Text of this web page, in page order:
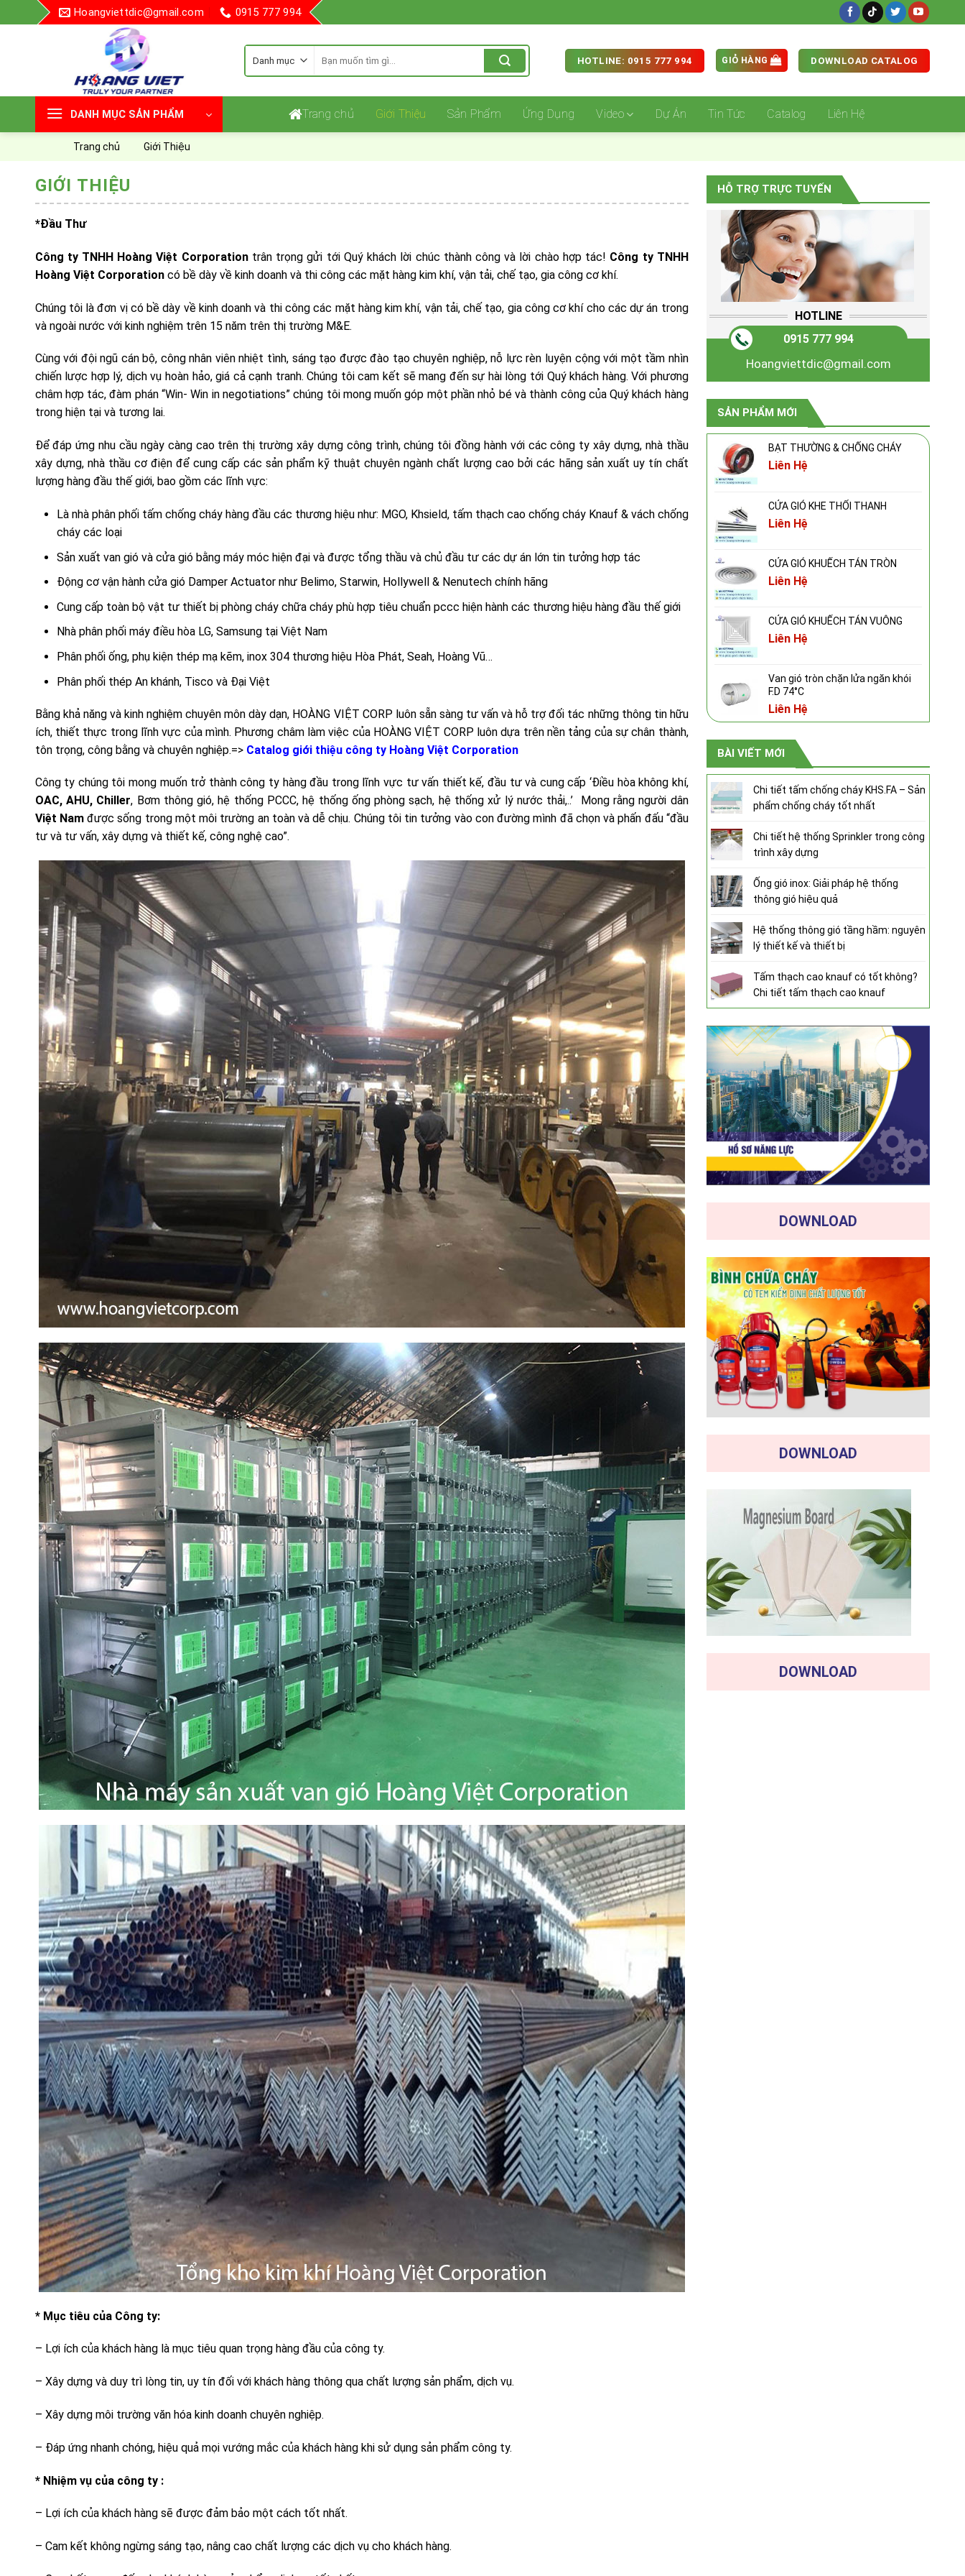
to
Hoangviettdic@gmail.com 0915 777 994
kiếm:
HOTLINE: 0915 777 994 GIỎ HÀNG DOWNLOAD CATALOG
DANH MỤC SẢN PHẨM Trang chủ Giới Thiệu Sản Phẩm Ứng Dụng Video Dự Án Tin Tức Catalog Liên Hệ
Trang chủ Giới Thiệu
GIỚI THIỆU
*Đầu Thư
Công ty TNHH Hoàng Việt Corporation trân trọng gửi tới Quý khách lời chúc thành công và lời chào hợp tác! Công ty TNHH
Hoàng Việt Corporationcó bề dày về kinh doanh và thi công các mặt hàng kim khí, vận tải, chế tạo, gia công cơ khí.
Chúng tôi là đơn vị có bề dày về kinh doanh và thi công các mặt hàng kim khí, vận tải, chế tạo, gia công cơ khí cho các dự án trong
và ngoài nước với kinh nghiệm trên 15 năm trên thị trường M&E.
Cùng với đội ngũ cán bộ, công nhân viên nhiệt tình, sáng tạo được đào tạo chuyên nghiệp, nỗ lực rèn luyện cộng với một tầm nhìn
chiến lược hợp lý, dịch vụ hoàn hảo, giá cả cạnh tranh. Chúng tôi cam kết sẽ mang đến sự hài lòng tới Quý khách hàng. Với phương
châm hợp tác, đàm phán “Win- Win in negotiations” chúng tôi mong muốn góp một phần nhỏ bé và thành công của Quý khách hàng
trong hiện tại và tương lai.
Để đáp ứng nhu cầu ngày càng cao trên thị trường xây dựng công trình, chúng tôi đồng hành với các công ty xây dựng, nhà thầu
xây dựng, nhà thầu cơ điện để cung cấp các sản phẩm kỹ thuật chuyên ngành chất lượng cao bởi các hãng sản xuất uy tín chất
lượng hàng đầu thế giới, bao gồm các lĩnh vực:
Là nhà phân phối tấm chống cháy hàng đầu các thương hiệu như: MGO, Khsield, tấm thạch cao chống cháy Knauf & vách chống
cháy các loại
Sản xuất van gió và cửa gió bằng máy móc hiện đại và được tổng thầu và chủ đầu tư các dự án lớn tin tưởng hợp tác
Động cơ vận hành cửa gió Damper Actuator như Belimo, Starwin, Hollywell & Nenutech chính hãng
Cung cấp toàn bộ vật tư thiết bị phòng cháy chữa cháy phù hợp tiêu chuẩn pccc hiện hành các thương hiệu hàng đầu thế giới
Nhà phân phối máy điều hòa LG, Samsung tại Việt Nam
Phân phối ống, phụ kiện thép mạ kẽm, inox 304 thương hiệu Hòa Phát, Seah, Hoàng Vũ…
Phân phối thép An khánh, Tisco và Đại Việt
Bằng khả năng và kinh nghiệm chuyên môn dày dạn, HOÀNG VIỆT CORP luôn sẵn sàng tư vấn và hỗ trợ đối tác những thông tin hữu
ích, thiết thực trong lĩnh vực của mình. Phương châm làm việc của HOÀNG VIỆT CORP luôn dựa trên nền tảng của sự chân thành,
tôn trọng, công bằng và chuyên nghiệp.=> Catalog giới thiệu công ty Hoàng Việt Corporation
Công ty chúng tôi mong muốn trở thành công ty hàng đầu trong lĩnh vực tư vấn thiết kế, đầu tư và cung cấp ‘Điều hòa không khí,
OAC, AHU, Chiller, Bơm thông gió, hệ thống PCCC, hệ thống ống phòng sạch, hệ thống xử lý nước thải,..’ Mong rằng người dân
Việt Namđược sống trong một môi trường an toàn và dễ chịu. Chúng tôi tin tưởng vào con đường mình đã chọn và phấn đấu “đầu
tư và tư vấn, xây dựng và thiết kế, công nghệ cao”.
* Mục tiêu của Công ty:
– Lợi ích của khách hàng là mục tiêu quan trọng hàng đầu của công ty.
– Xây dựng và duy trì lòng tin, uy tín đối với khách hàng thông qua chất lượng sản phẩm, dịch vụ.
– Xây dựng môi trường văn hóa kinh doanh chuyên nghiệp.
– Đáp ứng nhanh chóng, hiệu quả mọi vướng mắc của khách hàng khi sử dụng sản phẩm công ty.
* Nhiệm vụ của công ty :
– Lợi ích của khách hàng sẽ được đảm bảo một cách tốt nhất.
– Cam kết không ngừng sáng tạo, nâng cao chất lượng các dịch vụ cho khách hàng.
HỖ TRỢ TRỰC TUYẾN
HOTLINE
0915 777 994
Hoangviettdic@gmail.com
SẢN PHẨM MỚI
BẠT THƯỜNG & CHỐNG CHÁY
Liên Hệ
CỬA GIÓ KHE THỔI THANH
Liên Hệ
CỬA GIÓ KHUẾCH TÁN TRÒN
Liên Hệ
CỬA GIÓ KHUẾCH TÁN VUÔNG
Liên Hệ
Van gió tròn chặn lửa ngăn khói
F.D 74°C
Liên Hệ
BÀI VIẾT MỚI
Chi tiết tấm chống cháy KHS.FA – Sản
phẩm chống cháy tốt nhất
Chi tiết hệ thống Sprinkler trong công
trình xây dựng
Ống gió inox: Giải pháp hệ thống
thông gió hiệu quả
Hệ thống thông gió tầng hầm: nguyên
lý thiết kế và thiết bị
Tấm thạch cao knauf có tốt không?
Chi tiết tấm thạch cao knauf
DOWNLOAD
DOWNLOAD
DOWNLOAD